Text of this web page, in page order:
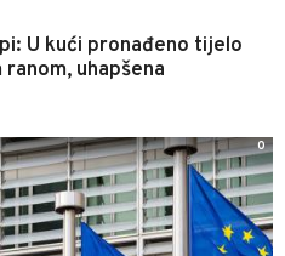
U kući pronađeno tijelo
uhapšena
0